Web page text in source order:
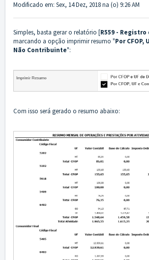
Modificado em: Sex, 14 Dez, 2018 na (o) 9:26 AM
Simples, basta gerar o relatório [R559 - Registro
marcando a opção imprimir resumo "Por
Não Contribuinte":
Com isso será gerado o resumo abaixo: